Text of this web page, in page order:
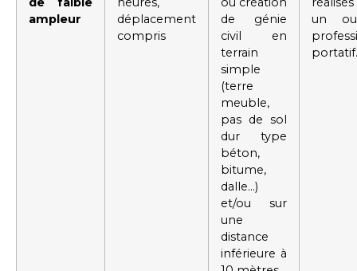
ampleur
déplacement
compris
de génie
civil en
terrain
simple
(terre
meuble,
pas de sol
dur type
béton,
bitume,
dalle…)
et/ou sur
une
distance
inférieure à
un
portatif.